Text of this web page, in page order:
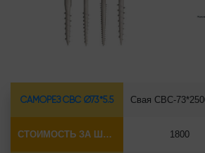
САМОРЕЗ СВС Ø73*5.5
СТОИМОСТЬ ЗА ШТУКУ 1800